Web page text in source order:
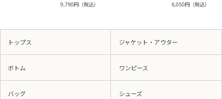
9,790円（税込） 6,050円（税込）
トップス ジャケット・アウター
ボトム ワンピース
バッグ シューズ